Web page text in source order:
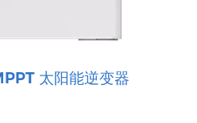
太阳能逆变器